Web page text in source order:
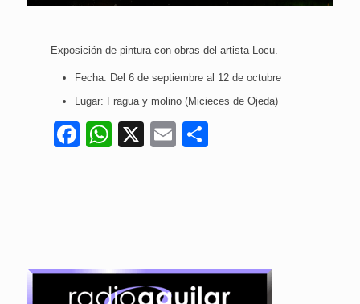
Exposición de pintura con obras del artista Locu.
Fecha: Del 6 de septiembre al 12 de octubre
Lugar: Fragua y molino (Micieces de Ojeda)
Facebook
WhatsApp
X Email